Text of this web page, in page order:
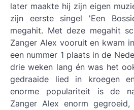
later maakte hij zijn eigen
zijn eerste singel 'Een
megahit. Met deze megahit
Zanger Alex vooruit en kwam
een nummer 1 plaats in de
drie weken lang én was het
gedraaide lied in kroegen
enorme populariteit is de
Zanger Alex enorm